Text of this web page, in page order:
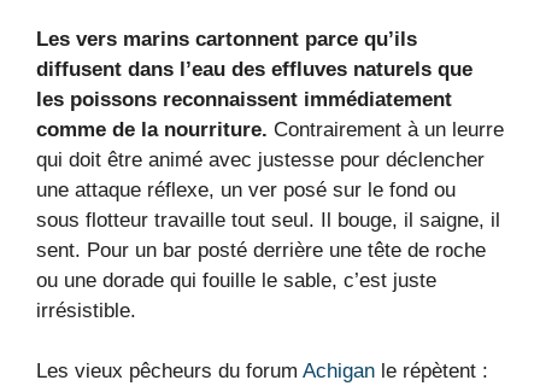
Les vers marins cartonnent parce qu’ils
diffusent dans l’eau des effluves naturels que
les poissons reconnaissent immédiatement
comme de la nourriture. Contrairement à un leurre
qui doit être animé avec justesse pour déclencher
une attaque réflexe, un ver posé sur le fond ou
sous flotteur travaille tout seul. Il bouge, il saigne, il
sent. Pour un bar posté derrière une tête de roche
ou une dorade qui fouille le sable, c’est juste
irrésistible.
Les vieux pêcheurs du forum Achigan le répètent :